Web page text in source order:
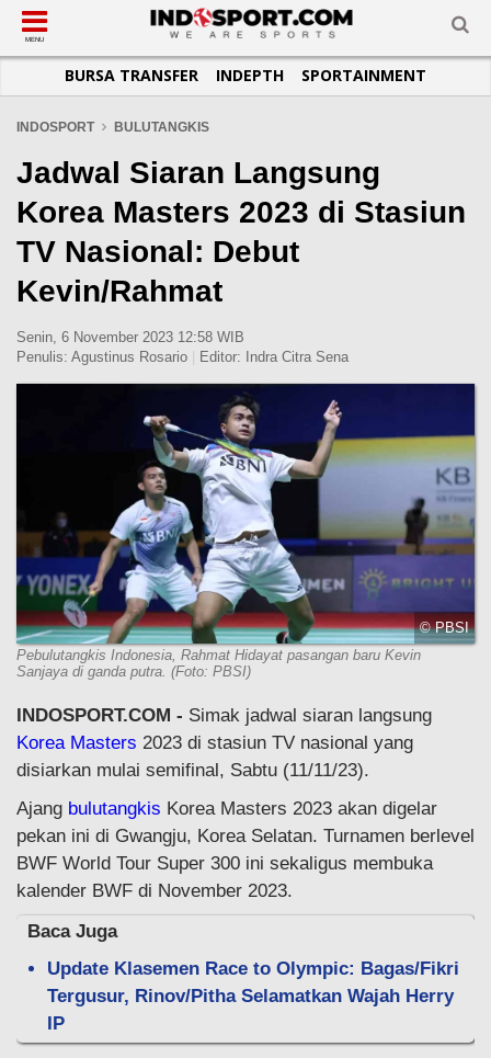
SUB-MENU
SEPAKBOLA
LIGA INGGRIS
LIGA ITALIA
LIGA SPANYOL
LIGA CHAMPIONS
LIGA JERMAN
SUB-MENU
SPORTAINMENT
SUB-MENU
OTOMOTIF
OTOMANIA
SUB-MENU
BASKET
FUTSAL
OLIMPIK
E-SPORT
SUB-MENU
JADWAL
SUB-MENU
TOPIK HARI INI
INFOGRAFIS
GALERI FOTO
TEMPAT OLAHRAGA
PASUKAN SEHAT
KOMUNITAS SEHAT
MENU
BURSA TRANSFER INDEPTH SPORTAINMENT
INDOSPORT BULUTANGKIS
Jadwal Siaran Langsung
Korea Masters 2023 di Stasiun
TV Nasional: Debut
Kevin/Rahmat
Senin, 6 November 2023 12:58 WIB
Penulis: Agustinus Rosario Editor: Indra Citra Sena
© PBSI
Pebulutangkis Indonesia, Rahmat Hidayat pasangan baru Kevin
Sanjaya di ganda putra. (Foto: PBSI)
INDOSPORT.COM - Simak jadwal siaran langsung
Korea Masters 2023 di stasiun TV nasional yang
disiarkan mulai semifinal, Sabtu (11/11/23).
Ajang bulutangkis Korea Masters 2023 akan digelar
pekan ini di Gwangju, Korea Selatan. Turnamen berlevel
BWF World Tour Super 300 ini sekaligus membuka
kalender BWF di November 2023.
Baca Juga
Update Klasemen Race to Olympic: Bagas/Fikri
Tergusur, Rinov/Pitha Selamatkan Wajah Herry
IP